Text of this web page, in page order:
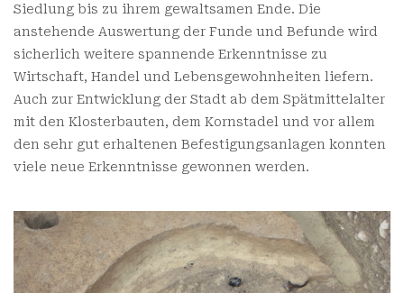
Siedlung bis zu ihrem gewaltsamen Ende. Die
anstehende Auswertung der Funde und Befunde wird
sicherlich weitere spannende Erkenntnisse zu
Wirtschaft, Handel und Lebensgewohnheiten liefern.
Auch zur Entwicklung der Stadt ab dem Spätmittelalter
mit den Klosterbauten, dem Kornstadel und vor allem
den sehr gut erhaltenen Befestigungsanlagen konnten
viele neue Erkenntnisse gewonnen werden.